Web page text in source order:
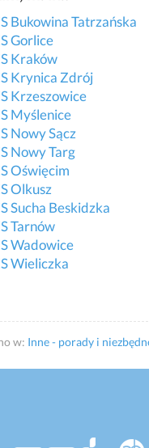
Bukowina Tatrzańska
Gorlice
Kraków
Krynica Zdrój
Krzeszowice
Myślenice
Nowy Sącz
Nowy Targ
Oświęcim
Olkusz
Sucha Beskidzka
Tarnów
Wadowice
Wieliczka
w: Inne - porady i